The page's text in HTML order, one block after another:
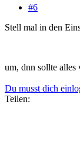
#6
Stell mal in den
um, dnn sollte alles
Du musst dich
Teilen: